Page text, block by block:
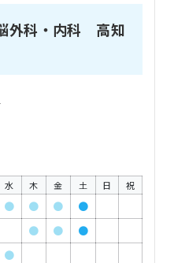
科・内科 高知
水 木 金 土 日 祝
● ● ●
●
● ●
●
●